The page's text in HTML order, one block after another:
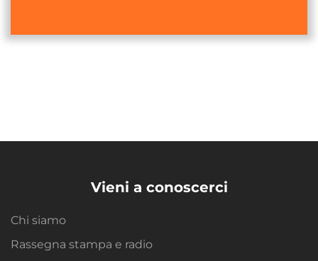
Vieni a conoscerci
Chi siamo
Rassegna stampa e radio